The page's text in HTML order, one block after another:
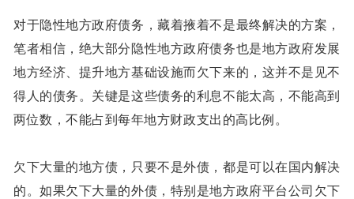
对于隐性地方政府债务，藏着掖着不是最终解决的方案，
笔者相信，绝大部分隐性地方政府债务也是地方政府发展
地方经济、提升地方基础设施而欠下来的，这并不是见不
得人的债务。关键是这些债务的利息不能太高，不能高到
两位数，不能占到每年地方财政支出的高比例。
欠下大量的地方债，只要不是外债，都是可以在国内解决
的。如果欠下大量的外债，特别是地方政府平台公司欠下